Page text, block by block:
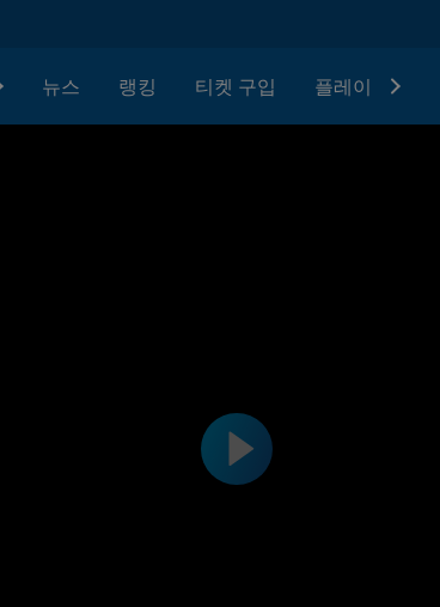
뉴스 랭킹 티켓 구입 플레이